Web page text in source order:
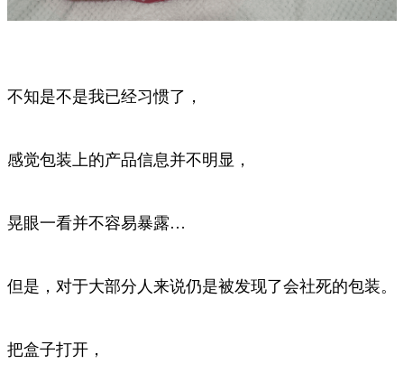
不知是不是我已经习惯了，
感觉包装上的产品信息并不明显，
晃眼一看并不容易暴露…
但是，对于大部分人来说仍是被发现了会社死的包装。
把盒子打开，